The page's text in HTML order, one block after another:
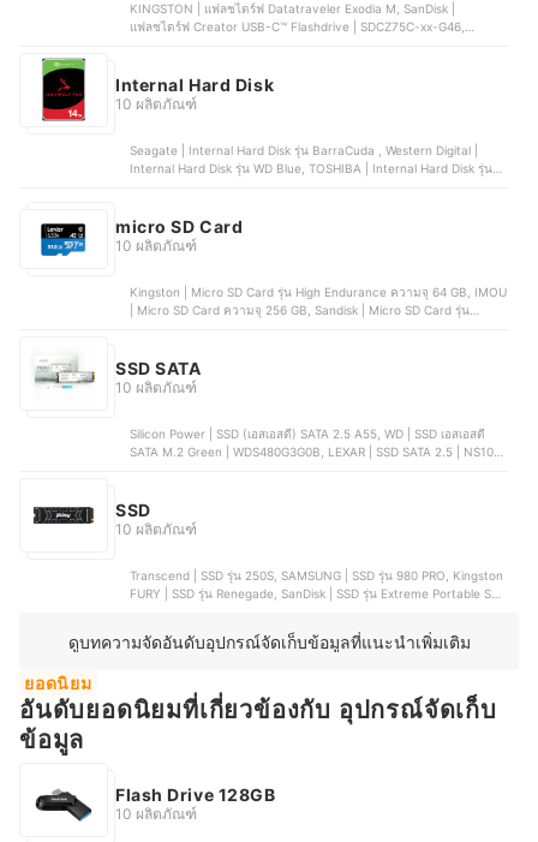
KINGSTON | แฟลชไดร์ฟ Datatraveler Exodia M, SanDisk |
แฟลชไดร์ฟ Creator USB-C™ Flashdrive | SDCZ75C-xx-G46,
Internal Hard Disk
10 ผลิตภัณฑ์
Seagate | Internal Hard Disk รุ่น BarraCuda , Western Digital |
Internal Hard Disk รุ่น WD Blue, TOSHIBA | Internal Hard Disk รุ่น
2.5"
micro SD Card
10 ผลิตภัณฑ์
Kingston | Micro SD Card รุ่น High Endurance ความจุ 64 GB, IMOU
| Micro SD Card ความจุ 256 GB, Sandisk | Micro SD Card รุ่น
SSD SATA
10 ผลิตภัณฑ์
Silicon Power | SSD (เอสเอสดี) SATA 2.5 A55, WD | SSD เอสเอสดี
SATA M.2 Green | WDS480G3G0B, LEXAR | SSD SATA 2.5 | NS100,
SSD
10 ผลิตภัณฑ์
Transcend | SSD รุ่น 250S, SAMSUNG | SSD รุ่น 980 PRO, Kingston
FURY | SSD รุ่น Renegade, SanDisk | SSD รุ่น Extreme Portable SSD
ดูบทความจัดอันดับอุปกรณ์จัดเก็บข้อมูลที่แนะนำเพิ่มเติม
ยอดนิยม
อันดับยอดนิยมที่เกี่ยวข้องกับ อุปกรณ์จัดเก็บ
ข้อมูล
Flash Drive 128GB
10 ผลิตภัณฑ์